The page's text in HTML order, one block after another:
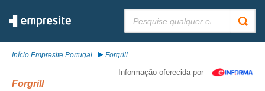
Início Empresite Portugal Forgrill
Informação oferecida por
Forgrill